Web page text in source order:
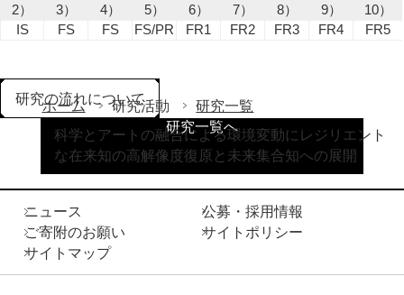
2）
3）
4）
5）
6）
7）
8）
9）
10）
IS
FS FS FS/PR FR1 FR2 FR3 FR4 FR5
研究の流れについて
研究一覧へ
ホーム 研究活動
研究一覧
科学とアートの融合による環境変動にレジリエント
な在来知の高解像度復原と未来集合知への展開
ニュース
公募・採用情報
ご寄附のお願い
サイトポリシー
サイトマップ